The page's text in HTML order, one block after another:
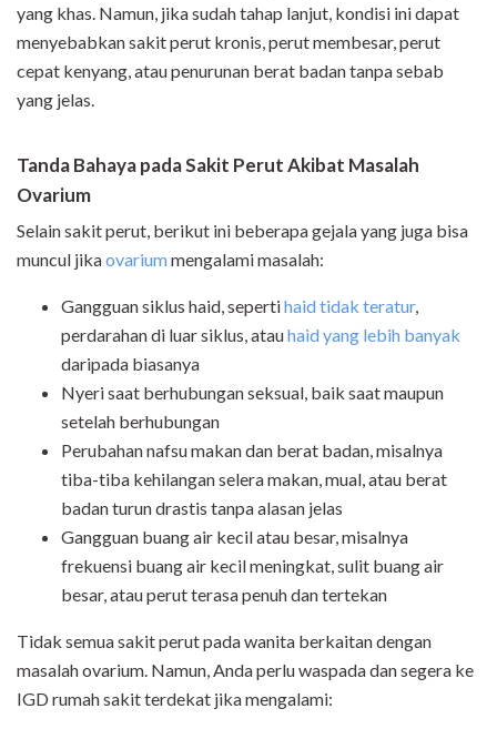
yang khas. Namun, jika sudah tahap lanjut, kondisi ini dapat
menyebabkan sakit perut kronis, perut membesar, perut
cepat kenyang, atau penurunan berat badan tanpa sebab
yang jelas.
Tanda Bahaya pada Sakit Perut Akibat Masalah
Ovarium
Selain sakit perut, berikut ini beberapa gejala yang juga bisa
muncul jikaovariummengalami masalah:
Gangguan siklus haid, sepertihaid tidak teratur,
perdarahan di luar siklus, atauhaid yang lebih banyak
daripada biasanya
Nyeri saat berhubungan seksual, baik saat maupun
setelah berhubungan
Perubahan nafsu makan dan berat badan, misalnya
tiba-tiba kehilangan selera makan, mual, atau berat
badan turun drastis tanpa alasan jelas
Gangguan buang air kecil atau besar, misalnya
frekuensi buang air kecil meningkat, sulit buang air
besar, atau perut terasa penuh dan tertekan
Tidak semua sakit perut pada wanita berkaitan dengan
masalah ovarium. Namun, Anda perlu waspada dan segera ke
IGD rumah sakit terdekat jika mengalami: